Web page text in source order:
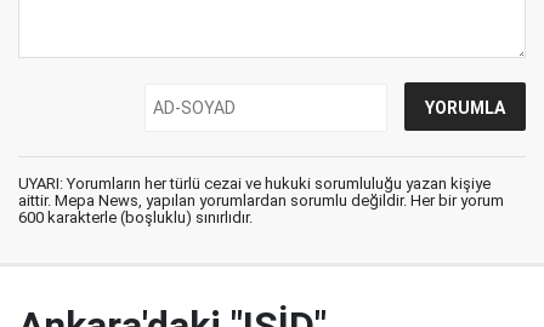
UYARI: Yorumların her türlü cezai ve hukuki sorumluluğu yazan kişiye
aittir. Mepa News, yapılan yorumlardan sorumlu değildir. Her bir yorum
600 karakterle (boşluklu) sınırlıdır.